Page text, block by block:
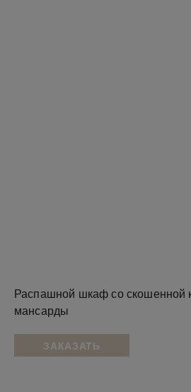
Распашной шкаф со скошенной
мансарды
ЗАКАЗАТЬ